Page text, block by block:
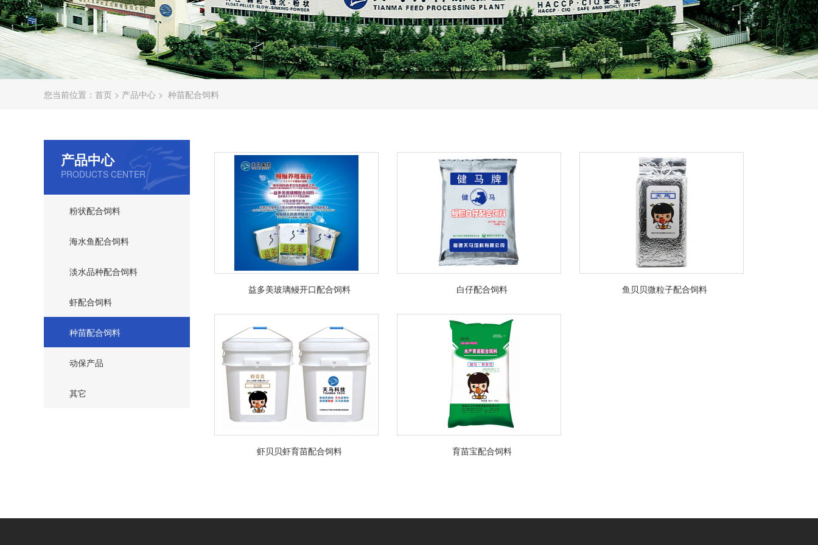
您当前位置： 首页 > 产品中心 > 种苗配合饲料
产品中心
PRODUCTS CENTER
粉状配合饲料
海水鱼配合饲料
淡水品种配合饲料
虾配合饲料
种苗配合饲料
动保产品
其它
益多美玻璃鳗开口配合饲料 白仔配合饲料 鱼贝贝微粒子配合饲料
虾贝贝虾育苗配合饲料 育苗宝配合饲料